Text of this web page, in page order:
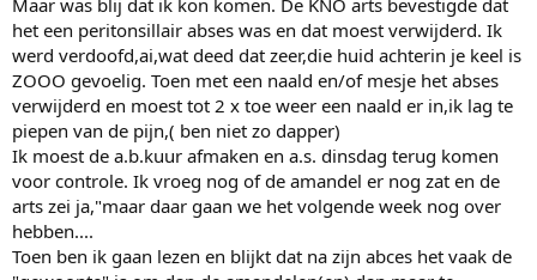
Maar was blij dat ik kon komen. De KNO arts bevestigde dat
het een peritonsillair abses was en dat moest verwijderd. Ik
werd verdoofd,ai,wat deed dat zeer,die huid achterin je keel is
ZOOO gevoelig. Toen met een naald en/of mesje het abses
verwijderd en moest tot 2 x toe weer een naald er in,ik lag te
piepen van de pijn,( ben niet zo dapper)
Ik moest de a.b.kuur afmaken en a.s. dinsdag terug komen
voor controle. Ik vroeg nog of de amandel er nog zat en de
arts zei ja,"maar daar gaan we het volgende week nog over
hebben....
Toen ben ik gaan lezen en blijkt dat na zijn abces het vaak de